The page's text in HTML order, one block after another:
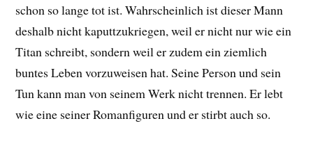
schon so lange tot ist. Wahrscheinlich ist dieser Mann
deshalb nicht kaputtzukriegen, weil er nicht nur wie ein
Titan schreibt, sondern weil er zudem ein ziemlich
buntes Leben vorzuweisen hat. Seine Person und sein
Tun kann man von seinem Werk nicht trennen. Er lebt
wie eine seiner Romanfiguren und er stirbt auch so.